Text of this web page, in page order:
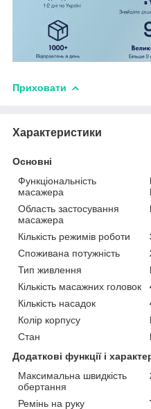
Приховати
Характеристики
Основні
Функціональність
масажера
Область застосування
масажера
Кількість режимів роботи
Споживана потужність
Тип живлення
Кількість масажних головок
Кількість насадок
Колір корпусу
Стан
Додаткові функції і
Максимальна швидкість
обертання
Ремінь на руку